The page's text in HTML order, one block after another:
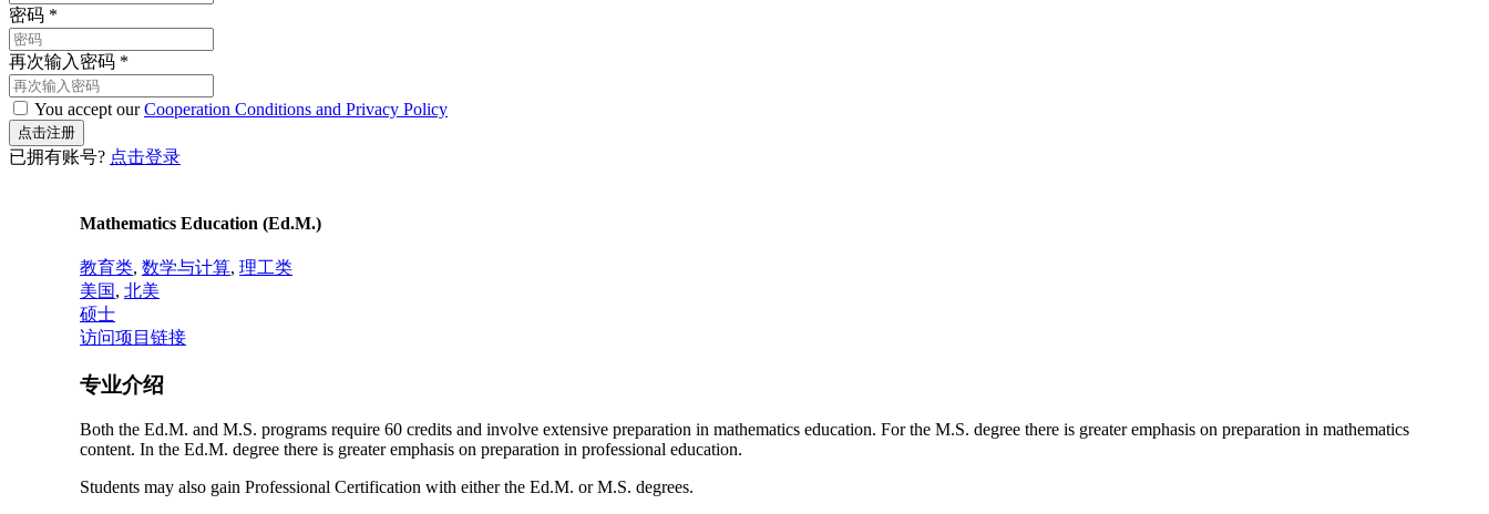
密码 *
再次输入密码 *
You accept ourCooperation Conditions and Privacy Policy
已拥有账号? 点击登录
Mathematics Education (Ed.M.)
教育类, 数学与计算, 理工类
美国, 北美
硕士
访问项目链接
专业介绍
Both the Ed.M. and M.S. programs require 60 credits and involve extensive preparation in mathematics education. For the M.S. degree there is greater emphasis on preparation in mathematics
content. In the Ed.M. degree there is greater emphasis on preparation in professional education.
Students may also gain Professional Certification with either the Ed.M. or M.S. degrees.